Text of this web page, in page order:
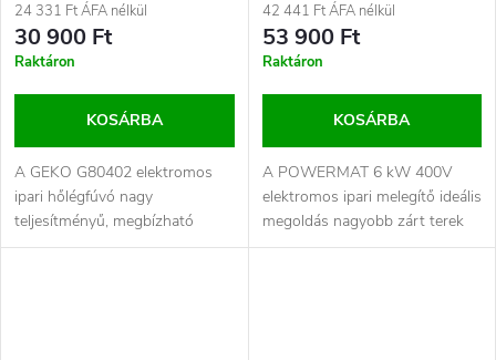
24 331 Ft ÁFA nélkül
30 900 Ft
Raktáron
KOSÁRBA
A GEKO G80402 elektromos
ipari hőlégfúvó nagy
teljesítményű, megbízható
megoldás nagyobb terek gyors
42 441 Ft ÁFA nélkül
53 900 Ft
Raktáron
KOSÁRBA
A POWERMAT 6 kW 400V
elektromos ipari melegítő ideális
megoldás nagyobb zárt terek
gyors és hatékony felfűtésére.